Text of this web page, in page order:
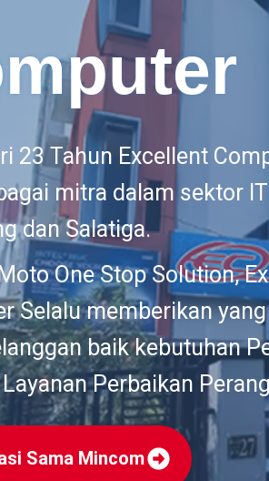
23 Tahun Excellent
mitra dalam sektor
dan Salatiga.
One Stop Solution,
Selalu memberikan
baik kebutuhan
Perbaikan
Sama Mincom